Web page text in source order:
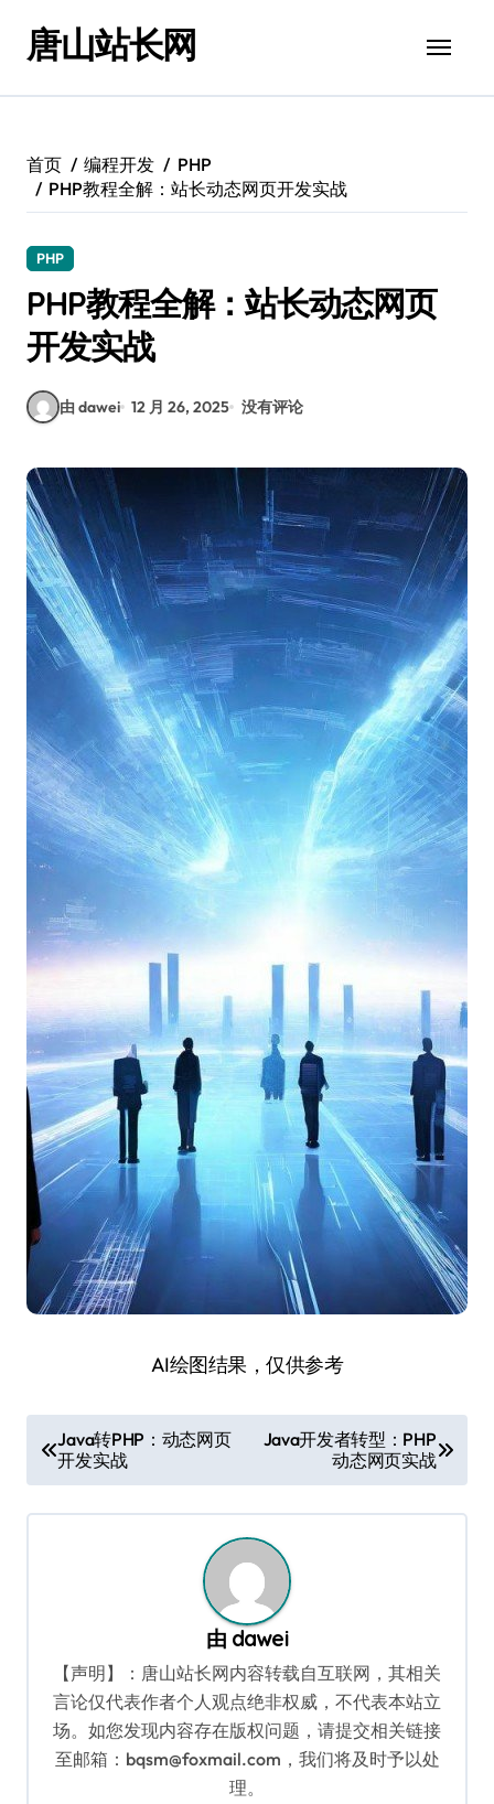
唐山站长网
首页 编程开发
PHP
PHP教程全解：站长动态网页开发实战
PHP
PHP教程全解：站长动态网页
开发实战
由 dawei 12 月 26, 2025 没有评论
AI绘图结果，仅供参考
章
导
Java转PHP：动态网页
开发实战
Java开发者转型：PHP
动态网页实战
由 dawei
【声明】：唐山站长网内容转载自互联网，其相关
言论仅代表作者个人观点绝非权威，不代表本站立
场。如您发现内容存在版权问题，请提交相关链接
至邮箱：bqsm@foxmail.com，我们将及时予以处
理。